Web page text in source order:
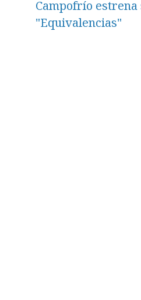
Campofrío
"Equivalencias"